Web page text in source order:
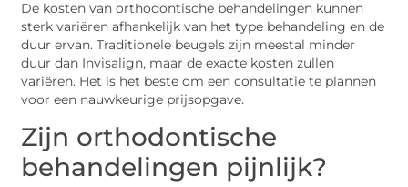
De kosten van orthodontische behandelingen kunnen
sterk variëren afhankelijk van het type behandeling en de
duur ervan. Traditionele beugels zijn meestal minder
duur dan Invisalign, maar de exacte kosten zullen
variëren. Het is het beste om een consultatie te plannen
voor een nauwkeurige prijsopgave.
Zijn orthodontische
behandelingen pijnlijk?